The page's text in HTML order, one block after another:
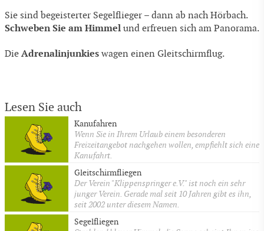
Sie sind begeisterter Segelflieger – dann ab nach Hörbach.
Schweben Sie am Himmel und erfreuen sich am Panorama.
Die Adrenalinjunkies wagen einen Gleitschirmflug.
Lesen Sie auch
Kanufahren
Wenn Sie in Ihrem Urlaub einem besonderen
Freizeitangebot nachgehen wollen, empfiehlt sich eine
Kanufahrt.
Gleitschirmfliegen
Der Verein "Klippenspringer e.V." ist noch ein sehr
junger Verein. Gerade mal seit 10 Jahren gibt es ihn,
seit 2002 unter diesem Namen.
Segelfliegen